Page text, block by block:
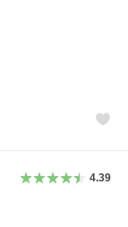
4.39